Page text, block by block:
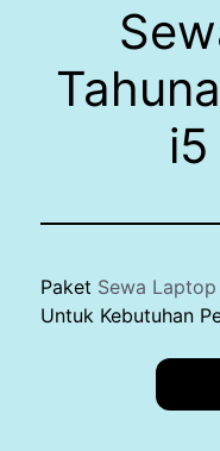
Paket Sewa Laptop
Untuk Kebutuhan